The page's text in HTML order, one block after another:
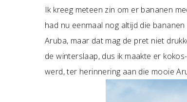
Ik kreeg meteen zin om er bananen
had nu eenmaal nog altijd die
Aruba, maar dat mag de pret niet
de winterslaap, dus ik maakte er
werd, ter herinnering aan die mooie